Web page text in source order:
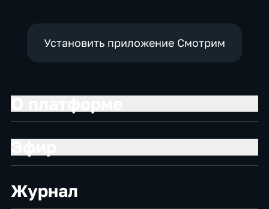
Установить приложение Смотрим
Журнал